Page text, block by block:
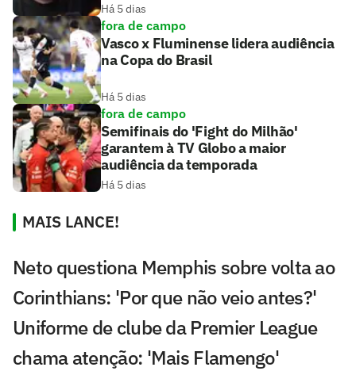
Há 5 dias
fora de campo
Vasco x Fluminense lidera audiência
na Copa do Brasil
Há 5 dias
fora de campo
Semifinais do 'Fight do Milhão'
garantem à TV Globo a maior
audiência da temporada
Há 5 dias
MAIS LANCE!
Neto questiona Memphis sobre volta ao
Corinthians: 'Por que não veio antes?'
Uniforme de clube da Premier League
chama atenção: 'Mais Flamengo'